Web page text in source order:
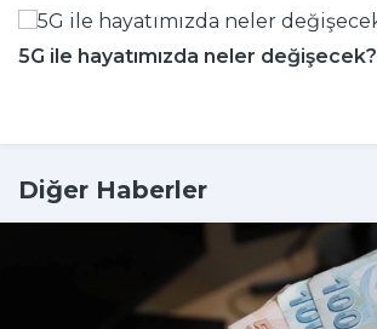
5G ile hayatımızda neler değişecek?
Diğer Haberler